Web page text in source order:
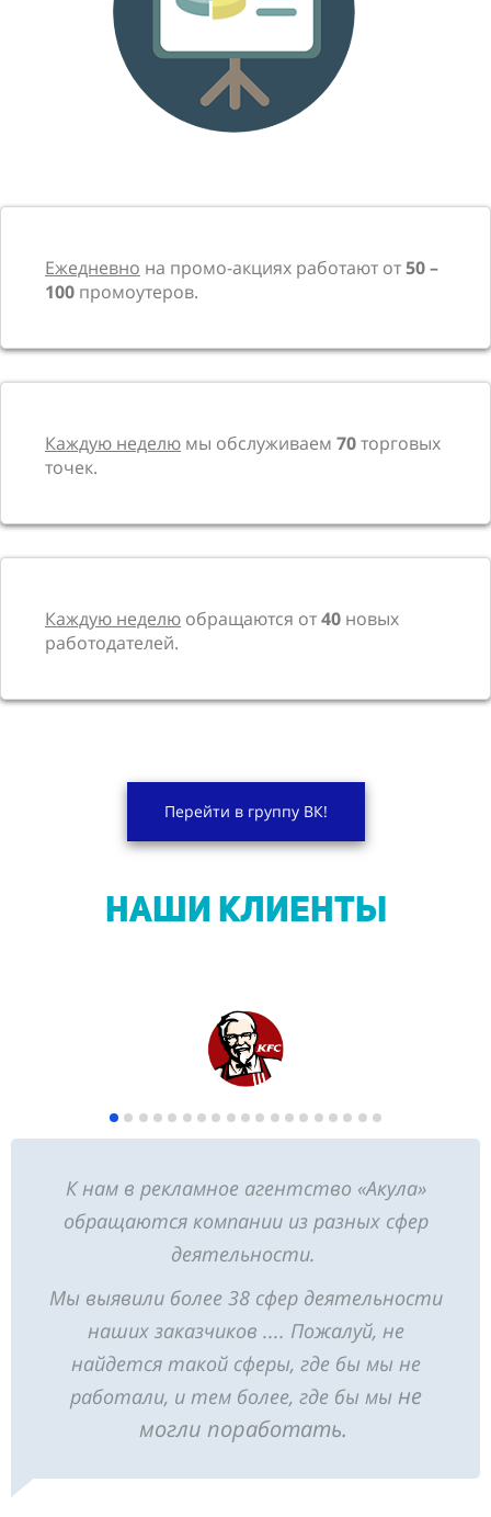
Ежедневно на промо-акциях работают от50 –
100 промоутеров.
Каждую неделю мы обслуживаем 70торговых
точек.
Каждую неделю обращаются от40 новых
работодателей.
Перейти в группу ВК!
НАШИ КЛИЕНТЫ
К нам в рекламное агентство «Акула»
обращаются компании из разных сфер
деятельности.
Мы выявили более 38 сфер деятельности
наших заказчиков .... Пожалуй, не
найдется такой сферы, где бы мы не
работали, и тем более, где бы мы не
могли поработать.